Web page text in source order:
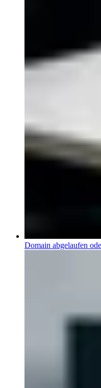
Domain abgelaufen